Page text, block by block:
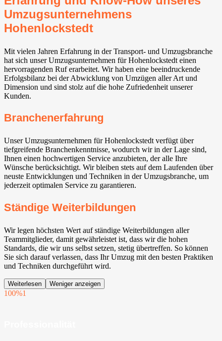
Umzugsunternehmens
Hohenlockstedt
Mit vielen Jahren Erfahrung in der Transport- und Umzugsbranche
hat sich unser Umzugsunternehmen für Hohenlockstedt einen
hervorragenden Ruf erarbeitet. Wir haben eine beeindruckende
Erfolgsbilanz bei der Abwicklung von Umzügen aller Art und
Dimension und sind stolz auf die hohe Zufriedenheit unserer
Kunden.
Branchenerfahrung
Unser Umzugsunternehmen für Hohenlockstedt verfügt über
tiefgreifende Branchenkenntnisse, wodurch wir in der Lage sind,
Ihnen einen hochwertigen Service anzubieten, der alle Ihre
Wünsche berücksichtigt. Wir bleiben stets auf dem Laufenden über
neuste Entwicklungen und Techniken in der Umzugsbranche, um
jederzeit optimalen Service zu garantieren.
Ständige Weiterbildungen
Wir legen höchsten Wert auf ständige Weiterbildungen aller
Teammitglieder, damit gewährleistet ist, dass wir die hohen
Standards, die wir uns selbst setzen, stetig übertreffen. So können
Sie sich darauf verlassen, dass Ihr Umzug mit den besten Praktiken
und Techniken durchgeführt wird.
Weiterlesen Weniger anzeigen
100%1